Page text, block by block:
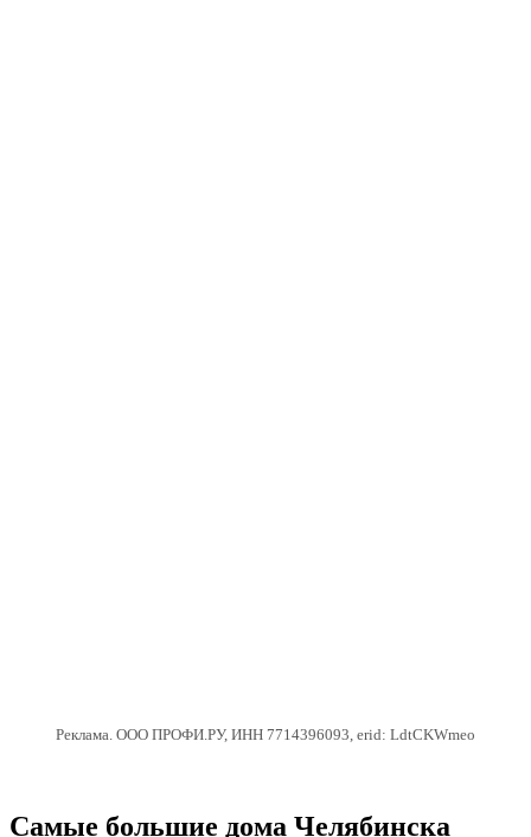
Реклама. ООО ПРОФИ.РУ, ИНН 7714396093, erid: LdtCKWmeo
Самые большие дома Челябинска